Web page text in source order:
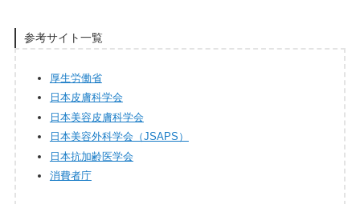
参考サイト一覧
厚生労働省
日本皮膚科学会
日本美容皮膚科学会
日本美容外科学会（JSAPS）
日本抗加齢医学会
消費者庁